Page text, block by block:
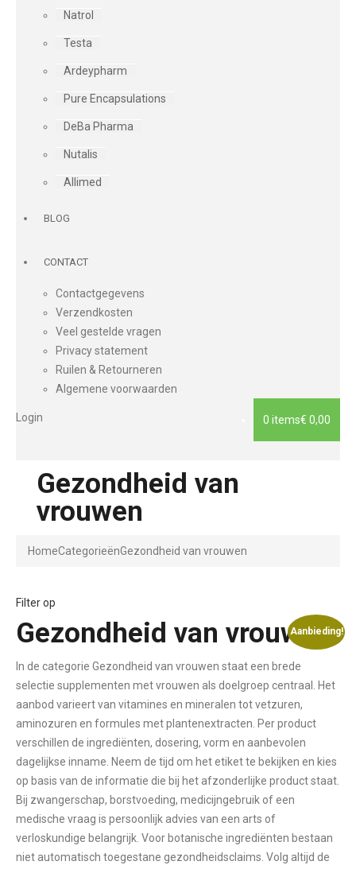
Natrol
Testa
Ardeypharm
Pure Encapsulations
DeBa Pharma
Nutalis
Allimed
BLOG
CONTACT
Contactgegevens
Verzendkosten
Veel gestelde vragen
Privacy statement
Ruilen & Retourneren
Algemene voorwaarden
0 items€ 0,00
Login
Gezondheid van
vrouwen
HomeCategorieënGezondheid van vrouwen
Filter op
Gezondheid van vrouwen
In de categorie Gezondheid van vrouwen staat een brede
selectie supplementen met vrouwen als doelgroep centraal. Het
aanbod varieert van vitamines en mineralen tot vetzuren,
aminozuren en formules met plantenextracten. Per product
verschillen de ingrediënten, dosering, vorm en aanbevolen
dagelijkse inname. Neem de tijd om het etiket te bekijken en kies
op basis van de informatie die bij het afzonderlijke product staat.
Bij zwangerschap, borstvoeding, medicijngebruik of een
medische vraag is persoonlijk advies van een arts of
verloskundige belangrijk. Voor botanische ingrediënten bestaan
niet automatisch toegestane gezondheidsclaims. Volg altijd de
Aanbieding!